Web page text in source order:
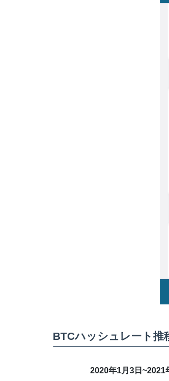
BTCハッシュレート推
2020年1月3日~2021